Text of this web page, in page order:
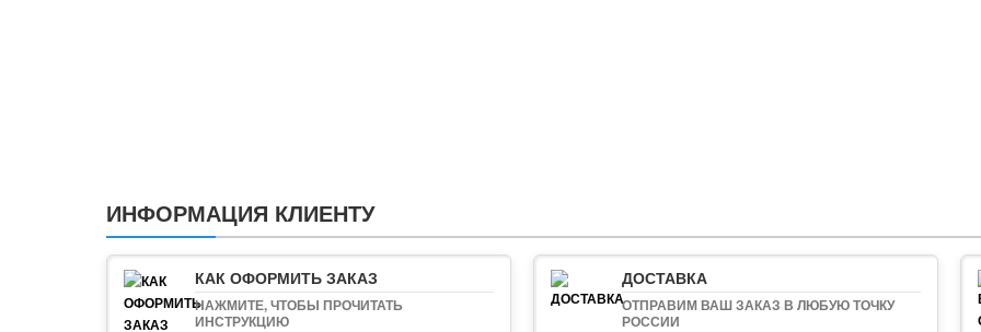
ИНФОРМАЦИЯ КЛИЕНТУ
КАК ОФОРМИТЬ ЗАКАЗ
НАЖМИТЕ, ЧТОБЫ ПРОЧИТАТЬ
ИНСТРУКЦИЮ
ДОСТАВКА
ОТПРАВИМ ВАШ ЗАКАЗ В ЛЮБУЮ ТОЧКУ
РОССИИ